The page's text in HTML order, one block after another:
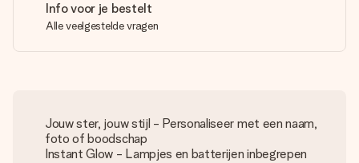
Info voor je bestelt
Alle veelgestelde vragen
Jouw ster, jouw stijl - Personaliseer met een naam,
foto of boodschap
Instant Glow - Lampjes en batterijen inbegrepen